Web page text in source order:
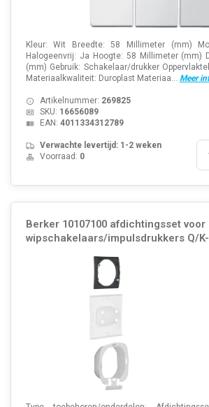
Kleur: Wit Breedte: 58 Millimeter (mm)
Halogeenvrij: Ja Hoogte: 58 Millimeter (mm)
(mm) Gebruik: Schakelaar/drukker
Materiaalkwaliteit: Duroplast Materiaa... Meer
Artikelnummer: 269825
SKU: 16656089
EAN: 4011334312789
Verwachte levertijd: 1-2 weken
Voorraad: 0
Berker 10107100 afdichtingsset voor
wipschakelaars/impulsdrukkers Q/